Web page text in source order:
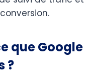
que Google
?